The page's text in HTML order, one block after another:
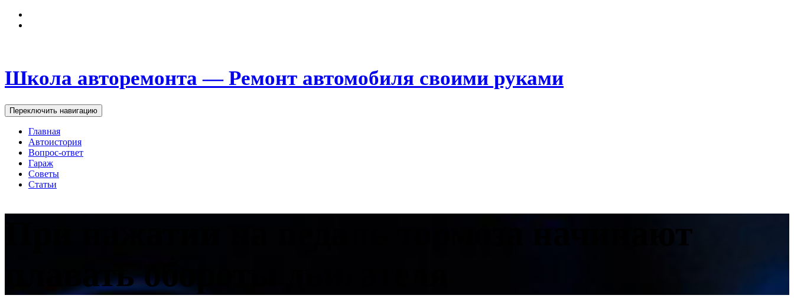
Школа авторемонта — Ремонт автомобиля своими руками
Переключить навигацию
Главная
Автоистория
Вопрос-ответ
Гараж
Советы
Статьи
При нажатии на педаль тормоза начинают
плавать обороты двигателя